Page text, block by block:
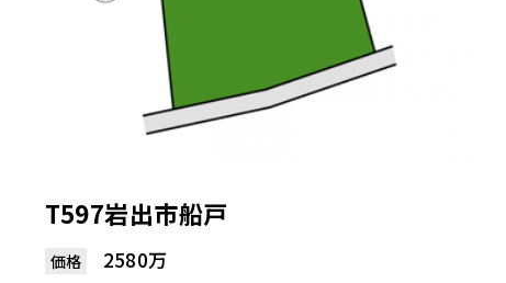
T597岩出市船戸
価格 2580万